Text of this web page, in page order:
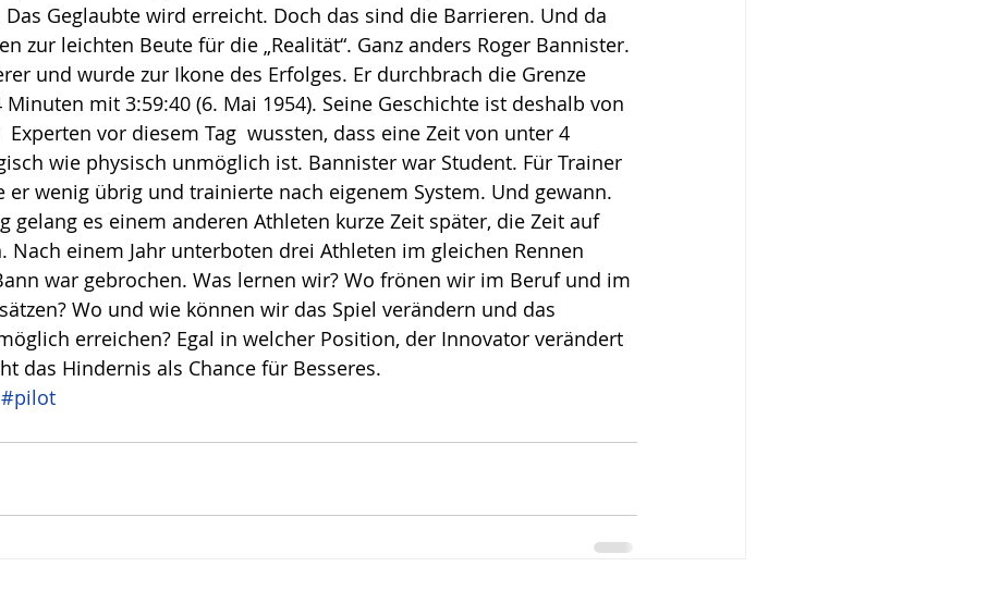
Abheben Vertrauen Krise
Risiko Glück Mut
Das Geglaubte wird erreicht. Doch das sind die Barrieren. Und da
zur leichten Beute für die „Realität“. Ganz anders Roger Bannister.
und wurde zur Ikone des Erfolges. Er durchbrach die Grenze
mit 3:59:40 (6. Mai 1954). Seine Geschichte ist deshalb von
Experten vor diesem Tag  wussten, dass eine Zeit von unter 4
wie physisch unmöglich ist. Bannister war Student. Für Trainer
er wenig übrig und trainierte nach eigenem System. Und gewann.
gelang es einem anderen Athleten kurze Zeit später, die Zeit auf
Nach einem Jahr unterboten drei Athleten im gleichen Rennen
war gebrochen. Was lernen wir? Wo frönen wir im Beruf und im
Wo und wie können wir das Spiel verändern und das
erreichen? Egal in welcher Position, der Innovator verändert
das Hindernis als Chance für Besseres.
#pilot